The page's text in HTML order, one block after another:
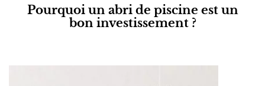
Pourquoi un abri de piscine est un
bon investissement ?